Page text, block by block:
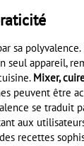
sa
seul appareil,
Mixer,
peuvent être
se traduit
aux
recettes